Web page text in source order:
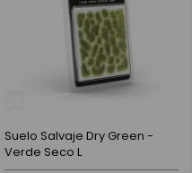
Suelo Salvaje Dry Green -
Verde Seco L